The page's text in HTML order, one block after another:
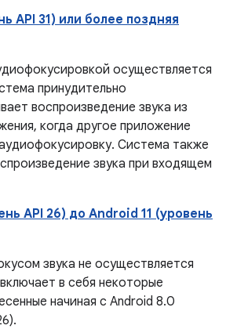
API 31) или более поздняя
осуществляется
принудительно
воспроизведение звука из
когда другое приложение
Система также
звука при входящем
API 26) до Android 11 (уровень
звука не осуществляется
в себя некоторые
начиная с Android 8.0